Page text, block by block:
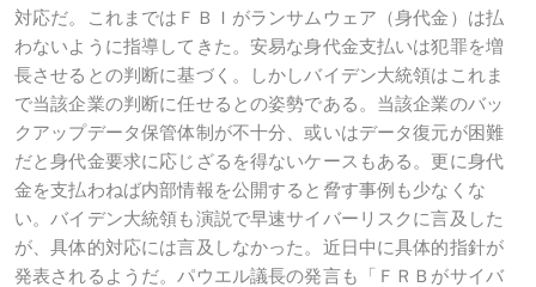
対応だ。これまではＦＢＩがランサムウェア（身代金）は払
わないように指導してきた。安易な身代金支払いは犯罪を増
長させるとの判断に基づく。しかしバイデン大統領はこれま
で当該企業の判断に任せるとの姿勢である。当該企業のバッ
クアップデータ保管体制が不十分、或いはデータ復元が困難
だと身代金要求に応じざるを得ないケースもある。更に身代
金を支払わねば内部情報を公開すると脅す事例も少なくな
い。バイデン大統領も演説で早速サイバーリスクに言及した
が、具体的対応には言及しなかった。近日中に具体的指針が
発表されるようだ。パウエル議長の発言も「ＦＲＢがサイバ